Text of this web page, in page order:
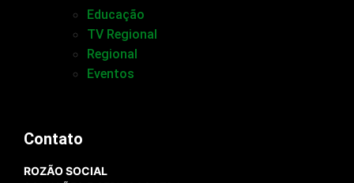
Educação
TV Regional
Regional
Eventos
Contato
ROZÃO SOCIAL